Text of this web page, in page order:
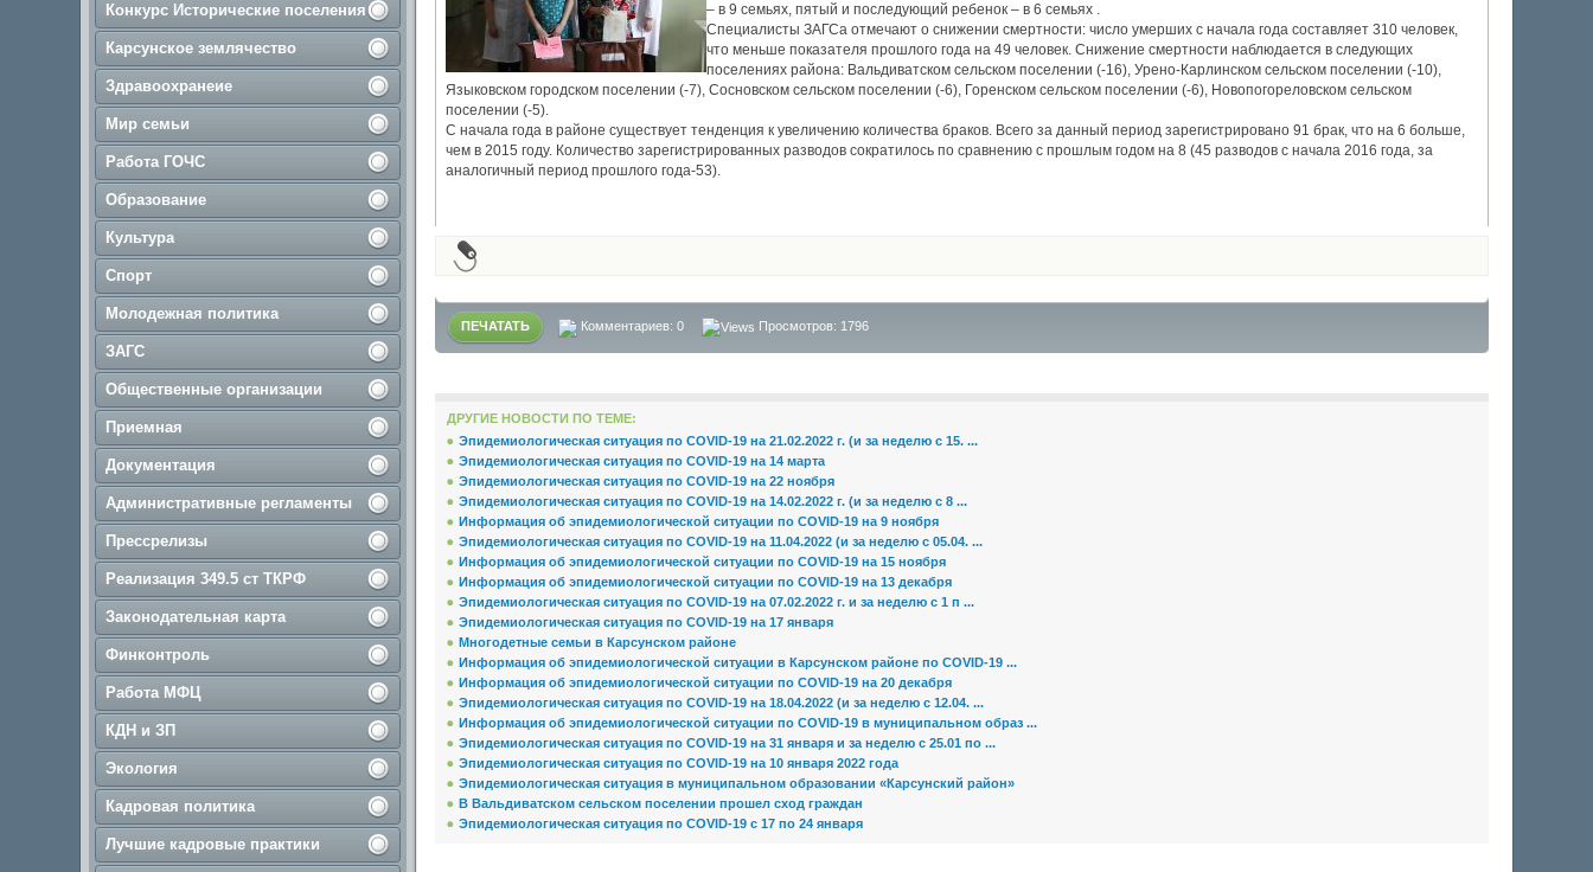
Конкурс Исторические поселения
Карсунское землячество
Здравоохранеие
Мир семьи
Работа ГОЧС
Образование
Культура
Спорт
Молодежная политика
ЗАГС
Общественные организации
Приемная
Документация
Административные регламенты
Прессрелизы
Реализация 349.5 ст ТКРФ
Законодательная карта
Финконтроль
Работа МФЦ
КДН и ЗП
Экология
Кадровая политика
Лучшие кадровые практики
– в 9 семьях, пятый и последующий ребенок – в 6 семьях .
Специалисты ЗАГСа отмечают о снижении смертности: число умерших с начала года составляет 310 человек,
что меньше показателя прошлого года на 49 человек. Снижение смертности наблюдается в следующих
поселениях района: Вальдиватском сельском поселении (-16), Урено-Карлинском сельском поселении (-10),
Языковском городском поселении (-7), Сосновском сельском поселении (-6), Горенском сельском поселении (-6), Новопогореловском сельском
поселении (-5).
С начала года в районе существует тенденция к увеличению количества браков. Всего за данный период зарегистрировано 91 брак, что на 6 больше,
чем в 2015 году. Количество зарегистрированных разводов сократилось по сравнению с прошлым годом на 8 (45 разводов с начала 2016 года, за
аналогичный период прошлого года-53).
ПЕЧАТАТЬ Комментариев:0 Просмотров: 1796
ДРУГИЕ НОВОСТИ ПО ТЕМЕ:
Эпидемиологическая ситуация по COVID-19 на 21.02.2022 г. (и за неделю с 15. ...
Эпидемиологическая ситуация по COVID-19 на 14 марта
Эпидемиологическая ситуация по COVID-19 на 22 ноября
Эпидемиологическая ситуация по COVID-19 на 14.02.2022 г. (и за неделю с 8 ...
Информация об эпидемиологической ситуации по COVID-19 на 9 ноября
Эпидемиологическая ситуация по COVID-19 на 11.04.2022 (и за неделю с 05.04. ...
Информация об эпидемиологической ситуации по COVID-19 на 15 ноября
Информация об эпидемиологической ситуации по COVID-19 на 13 декабря
Эпидемиологическая ситуация по COVID-19 на 07.02.2022 г. и за неделю с 1 п ...
Эпидемиологическая ситуация по COVID-19 на 17 января
Многодетные семьи в Карсунском районе
Информация об эпидемиологической ситуации в Карсунском районе по COVID-19 ...
Информация об эпидемиологической ситуации по COVID-19 на 20 декабря
Эпидемиологическая ситуация по COVID-19 на 18.04.2022 (и за неделю с 12.04. ...
Информация об эпидемиологической ситуации по COVID-19 в муниципальном образ ...
Эпидемиологическая ситуация по COVID-19 на 31 января и за неделю с 25.01 по ...
Эпидемиологическая ситуация по COVID-19 на 10 января 2022 года
Эпидемиологическая ситуация в муниципальном образовании «Карсунский район»
В Вальдиватском сельском поселении прошел сход граждан
Эпидемиологическая ситуация по COVID-19 с 17 по 24 января